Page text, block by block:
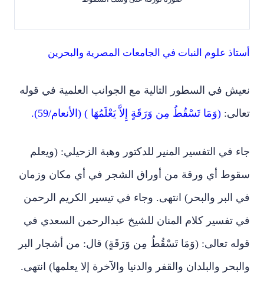
أستاذ علوم النبات في الجامعات المصرية والبحرين
نعيش في السطور التالية مع الجوانب العلمية في قوله
تعالى: (وَمَا تَسْقُطُ مِن وَرَقَةٍ إِلاَّ يَعْلَمُهَا ) (الأنعام/59).
جاء في التفسير المنير للدكتور وهبة الزحيلي: (ويعلم
سقوط أي ورقة من أوراق الشجر في أي مكان وزمان
في البر والبحر) انتهى. وجاء في تيسير الكريم الرحمن
في تفسير كلام المنان للشيخ عبدالرحمن السعدي في
قوله تعالى: (وَمَا تَسْقُطُ مِن وَرَقَةٍ) قال: من أشجار البر
والبحر والبلدان والقفر والدنيا والآخرة إلا يعلمها) انتهى.